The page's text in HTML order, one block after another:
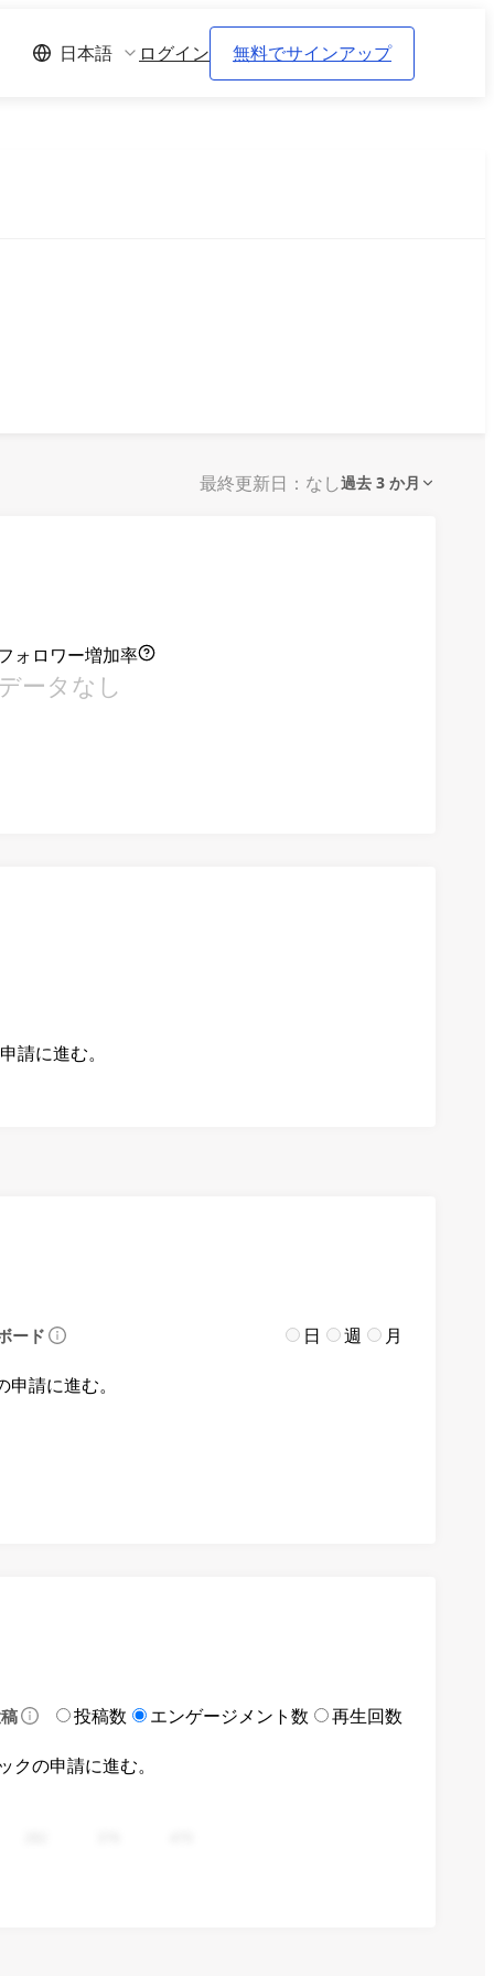
日本語 ログイン 無料でサインアップ
最終更新日：なし過去 3 か月
ォロワー増加率
ータなし
請に進む。
ード 日 週 月
請に進む。
投稿数 エンゲージメント数 再生回数
の申請に進む。